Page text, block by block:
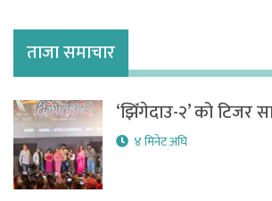
ताजा समाचार
‘झिँगेदाउ-२’ को टिजर
४ मिनेट अघि